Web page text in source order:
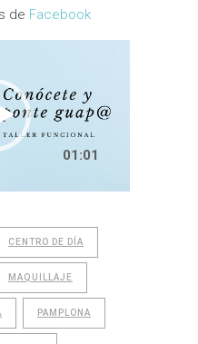
de Facebook
01:01
CENTRO DE DÍA
MAQUILLAJE
PAMPLONA